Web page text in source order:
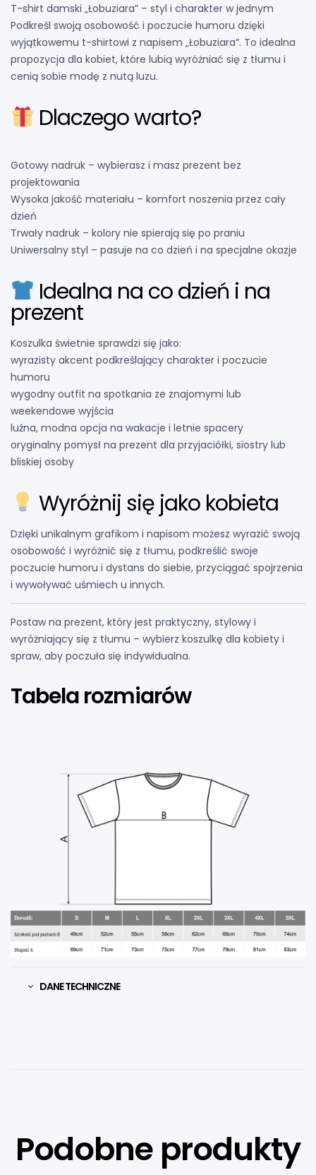
T-shirt damski „Łobuziara” – styl i charakter w jednym
Podkreśl swoją osobowość i poczucie humoru dzięki
wyjątkowemu t-shirtowi z napisem „Łobuziara”. To idealna
propozycja dla kobiet, które lubią wyróżniać się z tłumu i
cenią sobie modę z nutą luzu.
Dlaczego warto?
Gotowy nadruk – wybierasz i masz prezent bez
projektowania
Wysoka jakość materiału – komfort noszenia przez cały
dzień
Trwały nadruk – kolory nie spierają się po praniu
Uniwersalny styl – pasuje na co dzień i na specjalne okazje
Idealna na co dzień i na
prezent
Koszulka świetnie sprawdzi się jako:
wyrazisty akcent podkreślający charakter i poczucie
humoru
wygodny outfit na spotkania ze znajomymi lub
weekendowe wyjścia
luźna, modna opcja na wakacje i letnie spacery
oryginalny pomysł na prezent dla przyjaciółki, siostry lub
bliskiej osoby
Wyróżnij się jako kobieta
Dzięki unikalnym grafikom i napisom możesz wyrazić swoją
osobowość i wyróżnić się z tłumu, podkreślić swoje
poczucie humoru i dystans do siebie, przyciągać spojrzenia
i wywoływać uśmiech u innych.
Postaw na prezent, który jest praktyczny, stylowy i
wyróżniający się z tłumu – wybierz koszulkę dla kobiety i
spraw, aby poczuła się indywidualna.
Tabela rozmiarów
DANE TECHNICZNE
Podobne produkty